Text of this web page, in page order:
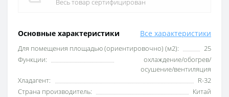
Основные характеристики Все характеристики
Для помещения площадью (ориентировочно) (м2):
25
Функции:
охлаждение/обогрев/
осушение/вентиляция
Хладагент:
R-32
Страна производитель:
Китай
Весь товар сертифицирован